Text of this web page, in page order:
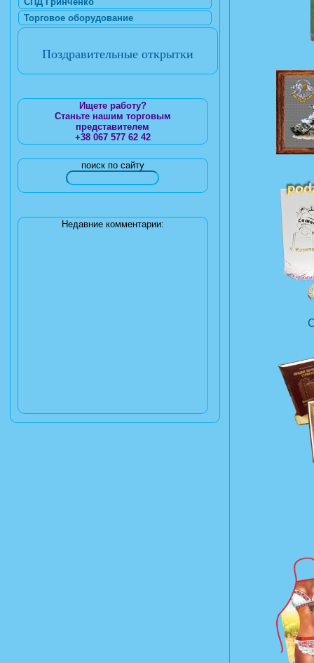
Торговое оборудование
Поздравительные открытки
Ищете работу?
Станьте нашим торговым
представителем
+38 067 577 62 42
поиск по сайту
Недавние комментарии: